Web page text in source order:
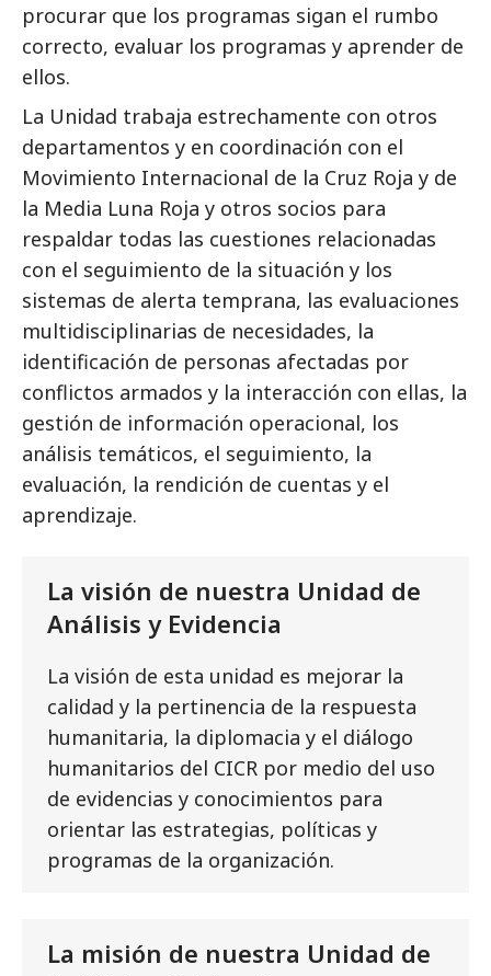
procurar que los programas sigan el rumbo
correcto, evaluar los programas y aprender de
ellos.
La Unidad trabaja estrechamente con otros
departamentos y en coordinación con el
Movimiento Internacional de la Cruz Roja y de
la Media Luna Roja y otros socios para
respaldar todas las cuestiones relacionadas
con el seguimiento de la situación y los
sistemas de alerta temprana, las evaluaciones
multidisciplinarias de necesidades, la
identificación de personas afectadas por
conflictos armados y la interacción con ellas, la
gestión de información operacional, los
análisis temáticos, el seguimiento, la
evaluación, la rendición de cuentas y el
aprendizaje.
La visión de nuestra Unidad de
Análisis y Evidencia
La visión de esta unidad es mejorar la
calidad y la pertinencia de la respuesta
humanitaria, la diplomacia y el diálogo
humanitarios del CICR por medio del uso
de evidencias y conocimientos para
orientar las estrategias, políticas y
programas de la organización.
La misión de nuestra Unidad de